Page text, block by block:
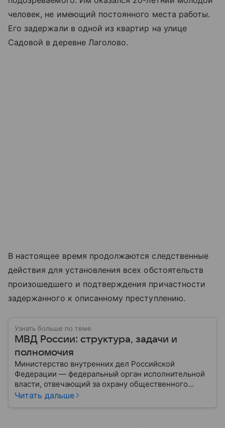
человек, не имеющий постоянного места работы.
Его задержали в одной из квартир на улице
Садовой в деревне Лаголово.
В настоящее время продолжаются следственные
действия для установления всех обстоятельств
произошедшего и подтверждения причастности
задержанного к описанному преступлению.
Узнать больше по теме
МВД России: структура, задачи и
полномочия
Министерство внутренних дел Российской
Федерации — федеральный орган исполнительной
власти, отвечающий за охрану общественного
порядка, борьбу с преступностью, обеспечение
Читать дальше